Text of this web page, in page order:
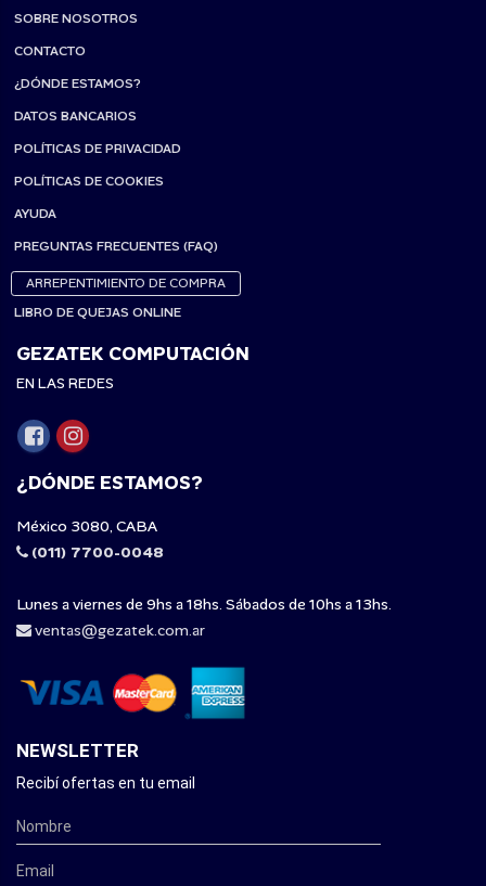
SOBRE NOSOTROS
CONTACTO
¿DÓNDE ESTAMOS?
DATOS BANCARIOS
POLÍTICAS DE PRIVACIDAD
POLÍTICAS DE COOKIES
AYUDA
PREGUNTAS FRECUENTES (FAQ)
ARREPENTIMIENTO DE COMPRA
LIBRO DE QUEJAS ONLINE
GEZATEK COMPUTACIÓN
EN LAS REDES
¿DÓNDE ESTAMOS?
México 3080, CABA
(011) 7700-0048
Lunes a viernes de 9hs a 18hs. Sábados de 10hs a 13hs.
ventas@gezatek.com.ar
NEWSLETTER
Recibí ofertas en tu email